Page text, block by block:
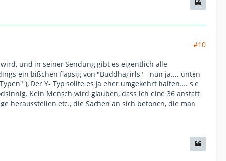
#10
und in seiner Sendung gibt es eigentlich alle
ein bißchen flapsig von "Buddhagirls" - nun ja.... unten
), Der Y- Typ sollte es ja eher umgekehrt halten.... sie
Kein Mensch wird glauben, dass ich eine 36 anstatt
herausstellen etc., die Sachen an sich betonen, die man